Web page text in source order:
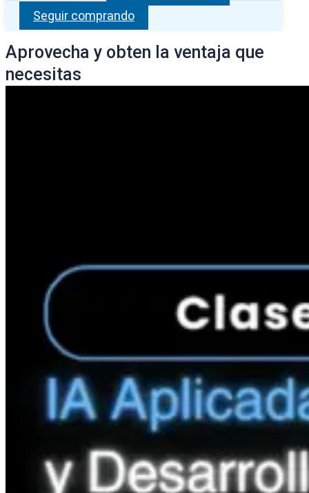
Seguir comprando
Aprovecha y obten la ventaja que
necesitas